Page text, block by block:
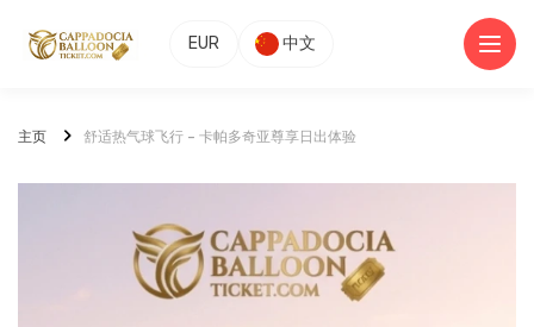
EUR 中文
主页 舒适热气球飞行 – 卡帕多奇亚尊享日出体验